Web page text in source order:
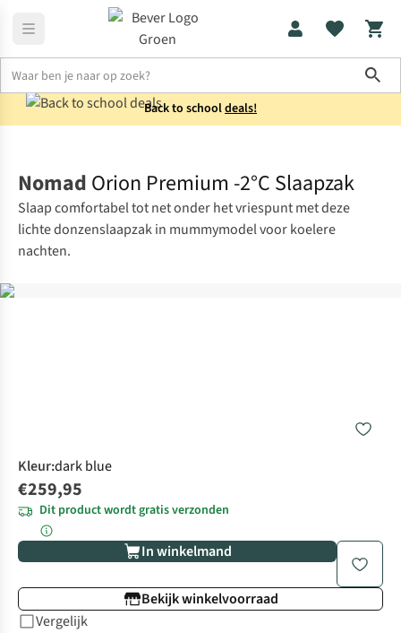
Back to schooldeals!
Nomad Orion Premium -2°C Slaapzak
Slaap comfortabel tot net onder het vriespunt met deze
lichte donzenslaapzak in mummymodel voor koelere
nachten.
Kleur:dark blue
€259,95
Dit product wordt gratis verzonden
In winkelmand
Bekijk winkelvoorraad
Vergelijk